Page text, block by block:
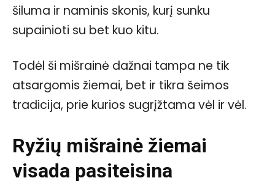
šiluma ir naminis skonis, kurį sunku
supainioti su bet kuo kitu.
Todėl ši mišrainė dažnai tampa ne tik
atsargomis žiemai, bet ir tikra šeimos
tradicija, prie kurios sugrįžtama vėl ir vėl.
Ryžių mišrainė žiemai
visada pasiteisina